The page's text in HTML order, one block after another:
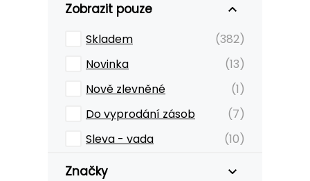
Zobrazit pouze
Skladem
(382)
Novinka
(13)
Nově zlevněné
(1)
Do vyprodání zásob
(7)
Sleva - vada
(10)
Značky